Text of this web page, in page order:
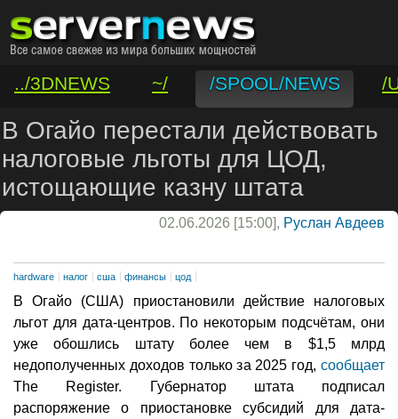
../3DNEWS ~/ /SPOOL/NEWS
/
/VAR/CONTACT
В Огайо перестали действовать
налоговые льготы для ЦОД,
истощающие казну штата
02.06.2026 [15:00], Руслан Авдеев
hardware налог сша финансы цод
В Огайо (США) приостановили действие налоговых
льгот для дата-центров. По некоторым подсчётам, они
уже обошлись штату более чем в $1,5 млрд
недополученных доходов только за 2025 год, сообщает
The Register. Губернатор штата подписал
распоряжение о приостановке субсидий для дата-